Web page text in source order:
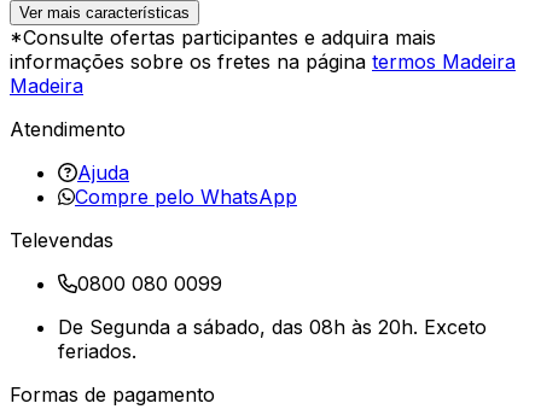
Ver mais características
*Consulte ofertas participantes e adquira mais
informações sobre os fretes na página termos Madeira
Madeira
Atendimento
Ajuda
Compre pelo WhatsApp
Televendas
0800 080 0099
De Segunda a sábado, das 08h às 20h. Exceto
feriados.
Formas de pagamento